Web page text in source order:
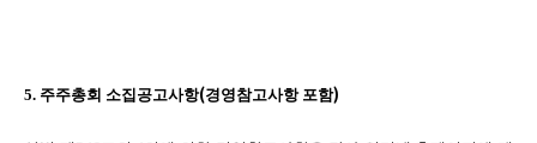
5. 주주총회 소집공고사항(경영참고사항 포함)